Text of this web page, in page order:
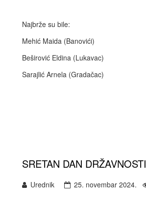
Najbrže su bile:
Mehić Maida (Banovići)
Beširović Eldina (Lukavac)
Sarajlić Arnela (Gradačac)
SRETAN DAN DRŽAVNOSTI
Urednik 25. novembar 2024.